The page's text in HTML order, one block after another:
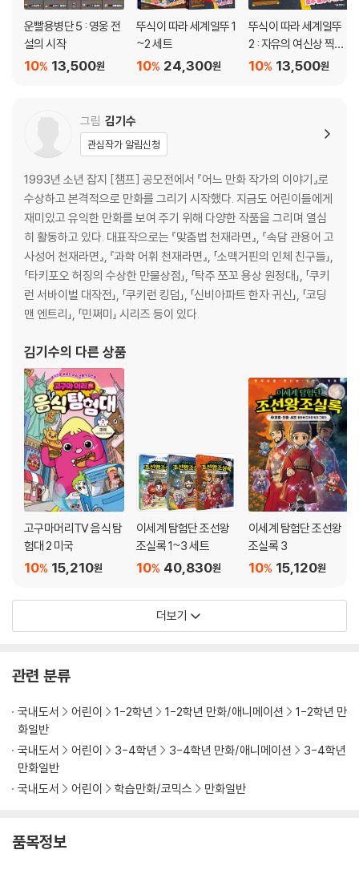
운빨용병단 5 : 영웅 전
설의 시작
13,500원
10%
뚜식이 따라 세계일뚜 1
~2 세트
24,300원
10%
뚜식이 따라 세계일뚜
2 : 자유의 여신상 찍고
호주 울루루까지!
13,500원
10%
그림 김기수
관심작가 알림신청
1993년 소년 잡지 [챔프] 공모전에서 『어느 만화 작가의 이야기』로
수상하고 본격적으로 만화를 그리기 시작했다. 지금도 어린이들에게
재미있고 유익한 만화를 보여 주기 위해 다양한 작품을 그리며 열심
히 활동하고 있다. 대표작으로는 『맞춤법 천재라면』, 『속담 관용어 고
사성어 천재라면』, 『과학 어휘 천재라면』, 「소맥거핀의 인체 친구들」,
「타키포오 허징의 수상한 만물상점」, 「탁주 쪼꼬 용상 원정대」, 「쿠키
런 서바이벌 대작전」, 「쿠키런 킹덤」, 「신비아파트 한자 귀신」, 「코딩
맨 엔트리」, 「민쩌미」 시리즈 등이 있다.
김기수의 다른 상품
고구마머리TV 음식 탐
험대 2 미국
15,210원
10%
이세계 탐험단 조선왕
조실록 1~3 세트
40,830원
10%
이세계 탐험단 조선왕
조실록 3
15,120원
10%
더보기
관련 분류
국내도서 어린이 1-2학년 1-2학년 만화/애니메이션
1-2학년 만
화일반
국내도서
어린이 3-4학년 3-4학년 만화/애니메이션
3-4학년
만화일반
국내도서
어린이 학습만화/코믹스 만화일반
품목정보